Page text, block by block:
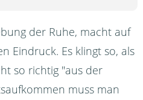
der Ruhe, macht auf
Eindruck. Es klingt so, als
so richtig "aus der
muss man